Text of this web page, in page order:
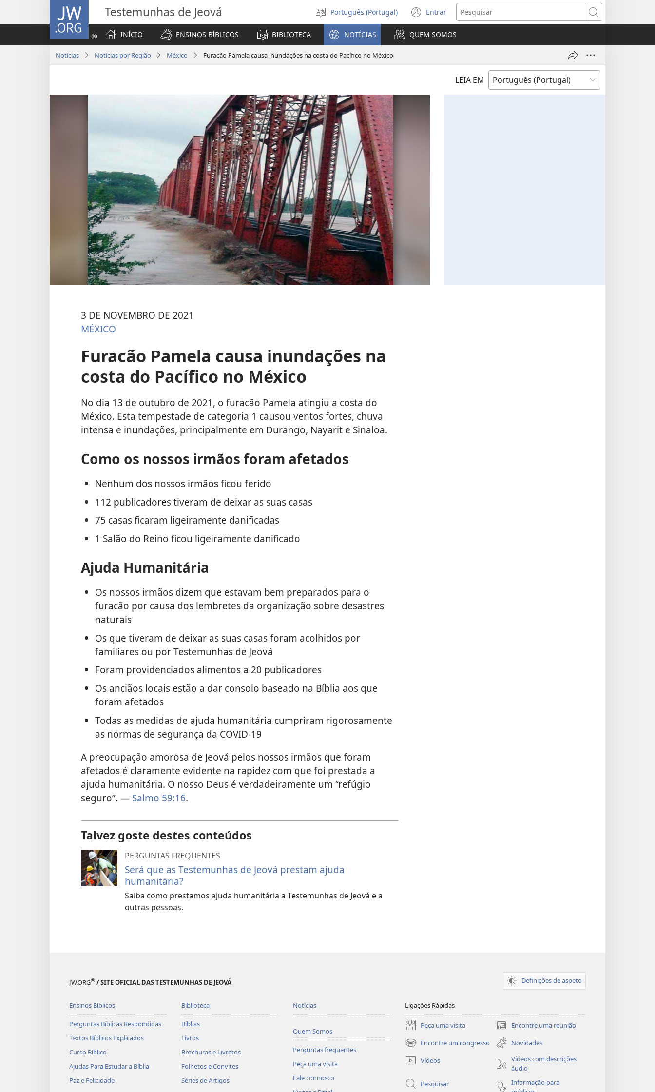
JW.ORG Testemunhas de Jeová
Selecionar
Língua
Português (Portugal) Entrar
(abre
uma
nova
janela)
Pesquisar
INÍCIO
ENSINOS BÍBLICOS BIBLIOTECA NOTÍCIAS QUEM SOMOS
Notícias Notícias por Região México Furacão Pamela causa inundações na costa do Pacífico no México
LEIA EM
3 DE NOVEMBRO DE 2021
MÉXICO
Furacão Pamela causa inundações na
costa do Pacífico no México
No dia 13 de outubro de 2021, o furacão Pamela atingiu a costa do
México. Esta tempestade de categoria 1 causou ventos fortes, chuva
intensa e inundações, principalmente em Durango, Nayarit e Sinaloa.
Como os nossos irmãos foram afetados
Nenhum dos nossos irmãos ficou ferido
112 publicadores tiveram de deixar as suas casas
75 casas ficaram ligeiramente danificadas
1 Salão do Reino ficou ligeiramente danificado
Ajuda Humanitária
Os nossos irmãos dizem que estavam bem preparados para o
furacão por causa dos lembretes da organização sobre desastres
naturais
Os que tiveram de deixar as suas casas foram acolhidos por
familiares ou por Testemunhas de Jeová
Foram providenciados alimentos a 20 publicadores
Os anciãos locais estão a dar consolo baseado na Bíblia aos que
foram afetados
Todas as medidas de ajuda humanitária cumpriram rigorosamente
as normas de segurança da COVID-19
A preocupação amorosa de Jeová pelos nossos irmãos que foram
afetados é claramente evidente na rapidez com que foi prestada a
ajuda humanitária. O nosso Deus é verdadeiramente um “refúgio
seguro”. — Salmo 59:16.
Talvez goste destes conteúdos
PERGUNTAS FREQUENTES
Será que as Testemunhas de Jeová prestam ajuda
humanitária?
Saiba como prestamos ajuda humanitária a Testemunhas de Jeová e a
outras pessoas.
JW.ORG® / SITE OFICIAL DAS TESTEMUNHAS DE JEOVÁ Definições de aspeto
Ensinos Bíblicos
Perguntas Bíblicas Respondidas
Textos Bíblicos Explicados
Curso Bíblico
Ajudas Para Estudar a Bíblia
Paz e Felicidade
Biblioteca
Bíblias
Livros
Brochuras e Livretos
Folhetos e Convites
Séries de Artigos
Notícias
Quem Somos
Perguntas frequentes
Peça uma visita
Fale connosco
Ligações Rápidas
Peça uma visita Encontre uma reunião
(abre
uma
nova
janela)
Encontre um congresso
(abre
uma
nova
Novidades
Vídeos
Vídeos com descrições
áudio
Pesquisar
Informação para